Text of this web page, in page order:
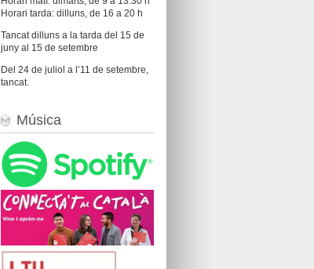
Horari tarda: dilluns, de 16 a 20 h
Tancat dilluns a la tarda del 15 de
juny al 15 de setembre
Del 24 de juliol a l’11 de setembre,
tancat.
Música